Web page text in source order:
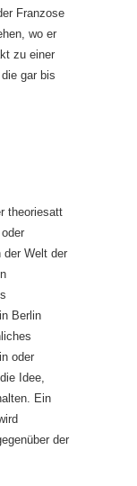
Franzose
wo er
zu einer
gar bis
theoriesatt
der Welt der
Berlin
oder
Idee,
Ein
der